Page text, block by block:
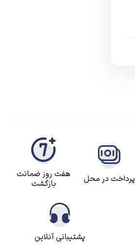
پرداخت در محل
هفت روز ضمانت
بازگشت
پشتیبانی آنلاین